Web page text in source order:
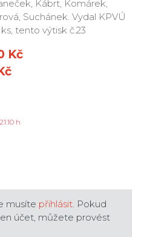
Kábrt, Komárek,
Suchánek. Vydal KPVÚ
tento výtisk č.23
Kč
h
musíte přihlásit . Pokud
účet, můžete provést